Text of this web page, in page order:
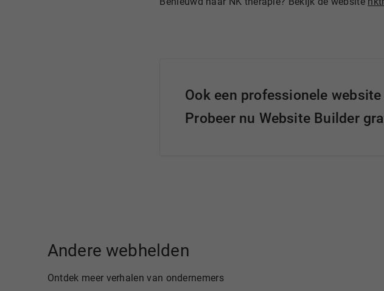
Ook een professionele website
Probeer nu Website Builder
Andere webhelden
Ontdek meer verhalen van ondernemers